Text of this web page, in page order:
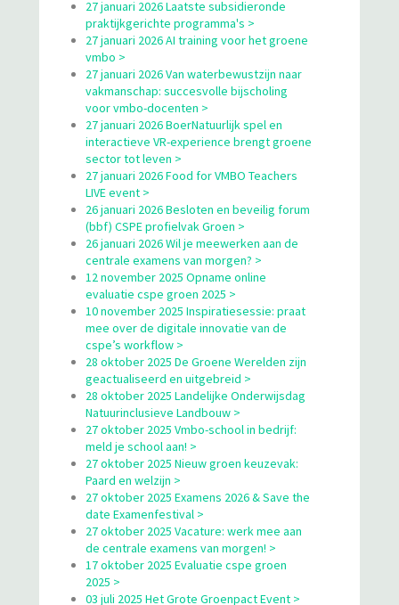
27 januari 2026 Laatste subsidieronde
praktijkgerichte programma's >
27 januari 2026 AI training voor het groene
vmbo >
27 januari 2026 Van waterbewustzijn naar
vakmanschap: succesvolle bijscholing
voor vmbo-docenten >
27 januari 2026 BoerNatuurlijk spel en
interactieve VR-experience brengt groene
sector tot leven >
27 januari 2026 Food for VMBO Teachers
LIVE event >
26 januari 2026 Besloten en beveilig forum
(bbf) CSPE profielvak Groen >
26 januari 2026 Wil je meewerken aan de
centrale examens van morgen? >
12 november 2025 Opname online
evaluatie cspe groen 2025 >
10 november 2025 Inspiratiesessie: praat
mee over de digitale innovatie van de
cspe’s workflow >
28 oktober 2025 De Groene Werelden zijn
geactualiseerd en uitgebreid >
28 oktober 2025 Landelijke Onderwijsdag
Natuurinclusieve Landbouw >
27 oktober 2025 Vmbo-school in bedrijf:
meld je school aan! >
27 oktober 2025 Nieuw groen keuzevak:
Paard en welzijn >
27 oktober 2025 Examens 2026 & Save the
date Examenfestival >
27 oktober 2025 Vacature: werk mee aan
de centrale examens van morgen! >
17 oktober 2025 Evaluatie cspe groen
2025 >
03 juli 2025 Het Grote Groenpact Event >